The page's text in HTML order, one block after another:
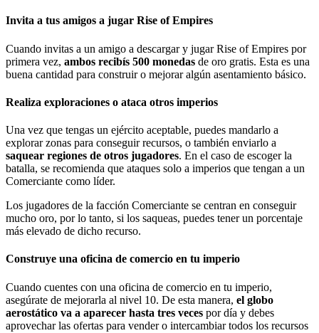
Invita a tus amigos a jugar Rise of Empires
Cuando invitas a un amigo a descargar y jugar Rise of Empires por
primera vez, ambos recibís 500 monedas de oro gratis. Esta es una
buena cantidad para construir o mejorar algún asentamiento básico.
Realiza exploraciones o ataca otros imperios
Una vez que tengas un ejército aceptable, puedes mandarlo a
explorar zonas para conseguir recursos, o también enviarlo a
saquear regiones de otros jugadores. En el caso de escoger la
batalla, se recomienda que ataques solo a imperios que tengan a un
Comerciante como líder.
Los jugadores de la facción Comerciante se centran en conseguir
mucho oro, por lo tanto, si los saqueas, puedes tener un porcentaje
más elevado de dicho recurso.
Construye una oficina de comercio en tu imperio
Cuando cuentes con una oficina de comercio en tu imperio,
asegúrate de mejorarla al nivel 10. De esta manera, el globo
aerostático va a aparecer hasta tres veces por día y debes
aprovechar las ofertas para vender o intercambiar todos los recursos